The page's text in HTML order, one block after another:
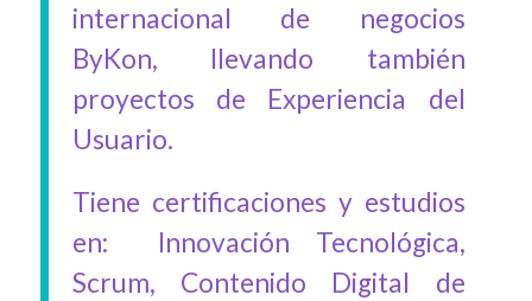
internacional de negocios
ByKon, llevando también
proyectos de Experiencia del
Usuario.
Tiene certificaciones y estudios
en: Innovación Tecnológica,
Scrum, Contenido Digital de